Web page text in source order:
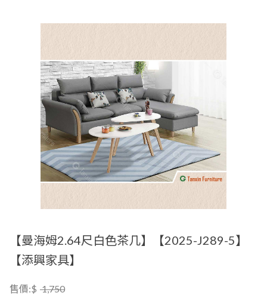
【曼海姆2.64尺白色茶几】【2025-J289-5】
【添興家具】
售價:$ 1,750